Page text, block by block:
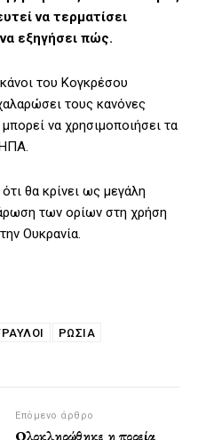
να τερματίσει
εξηγήσει πώς.
του Κογκρέσου
τους κανόνες
να χρησιμοποιήσει τα
θα κρίνει ως μεγάλη
των ορίων στη χρήση
Ουκρανία.
ΡΩΣΙΑ
Επόμενο άρθρο